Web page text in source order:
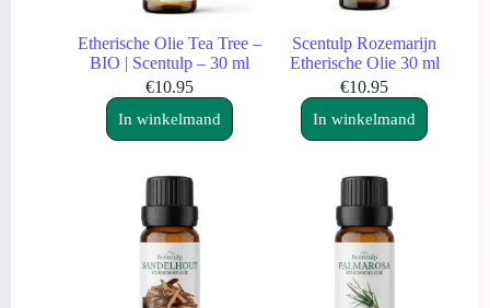
Etherische Olie Tea Tree –
BIO | Scentulp – 30 ml
€10.95
In winkelmand
Scentulp Rozemarijn
Etherische Olie 30 ml
€10.95
In winkelmand